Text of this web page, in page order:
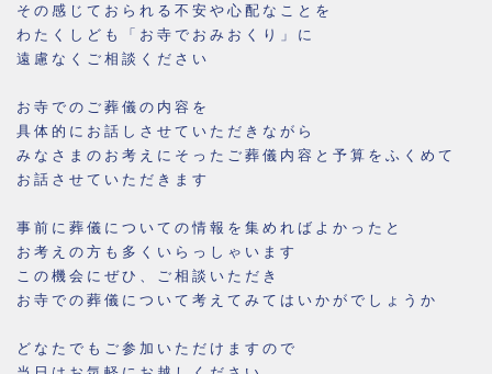
その感じておられる不安や心配なことを
わたくしども「お寺でおみおくり」に
遠慮なくご相談ください
お寺でのご葬儀の内容を
具体的にお話しさせていただきながら
みなさまのお考えにそったご葬儀内容と予算をふくめて
お話させていただきます
事前に葬儀についての情報を集めればよかったと
お考えの方も多くいらっしゃいます
この機会にぜひ、ご相談いただき
お寺での葬儀について考えてみてはいかがでしょうか
どなたでもご参加いただけますので